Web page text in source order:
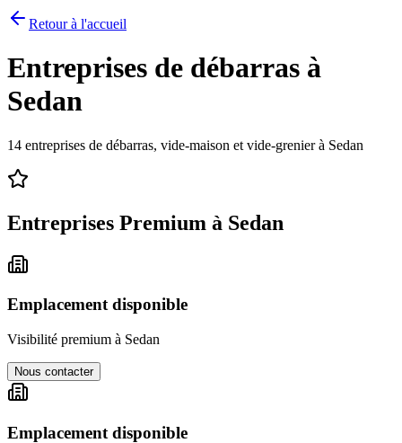
Retour à l'accueil
Entreprises de débarras à
Sedan
14 entreprises de débarras, vide-maison et vide-grenier à Sedan
Entreprises Premium à Sedan
Emplacement disponible
Visibilité premium à Sedan
Nous contacter
Emplacement disponible